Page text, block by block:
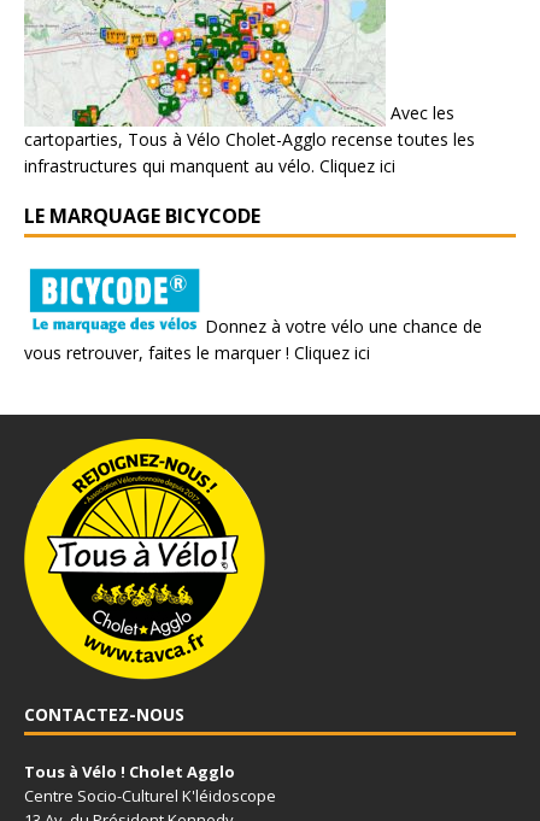
Avec les
cartoparties, Tous à Vélo Cholet-Agglo recense toutes les
infrastructures qui manquent au vélo. Cliquez ici
LE MARQUAGE BICYCODE
Donnez à votre vélo une chance de
vous retrouver, faites le marquer ! Cliquez ici
CONTACTEZ-NOUS
Tous à Vélo ! Cholet Agglo
Centre Socio-Culturel K'léidoscope